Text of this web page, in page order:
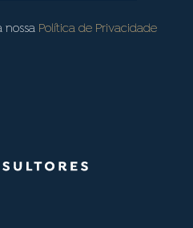
nossa Política de Privacidade